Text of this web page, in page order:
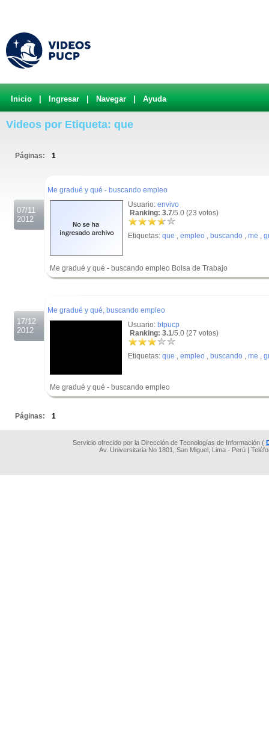
Inicio Ingresar Navegar Ayuda
Videos por Etiqueta: que
Páginas: 1
07/11
2012
Me gradué y qué - buscando empleo
Usuario: envivo
Ranking: 3.7/5.0 (23 votos)
Etiquetas: que , empleo , buscando , me ,
Me gradué y qué - buscando empleo Bolsa de Trabajo
17/12
2012
Me gradué y qué, buscando empleo
Usuario: btpucp
Ranking: 3.1/5.0 (27 votos)
Etiquetas: que , empleo , buscando , me ,
Me gradué y qué - buscando empleo
Páginas: 1
Servicio ofrecido por la Dirección de Tecnologías de Información (
Av. Universitaria No 1801, San Miguel, Lima - Perú |